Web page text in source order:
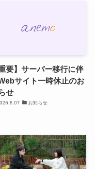
重要】サーバー移行に伴
サイト一時休止のお
せ
お知らせ